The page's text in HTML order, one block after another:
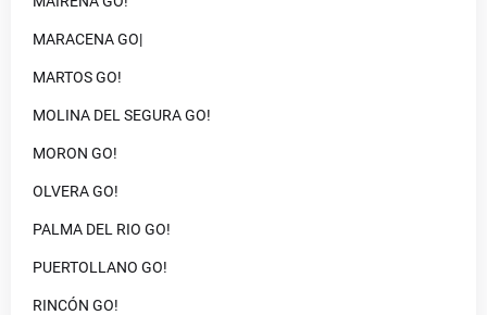
MARACENA GO|
MARTOS GO!
MOLINA DEL SEGURA GO!
MORON GO!
OLVERA GO!
PALMA DEL RIO GO!
PUERTOLLANO GO!
RINCÓN GO!